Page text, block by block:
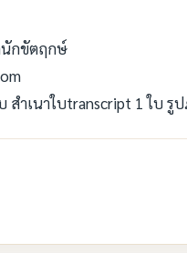
นักขัตฤกษ์
สำเนาใบtranscript 1 ใบ